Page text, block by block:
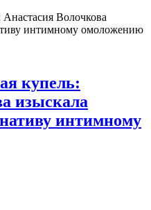
купель:
изыскала
интимному